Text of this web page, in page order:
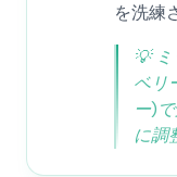
を洗練
💡
ベリ
ー)
に調